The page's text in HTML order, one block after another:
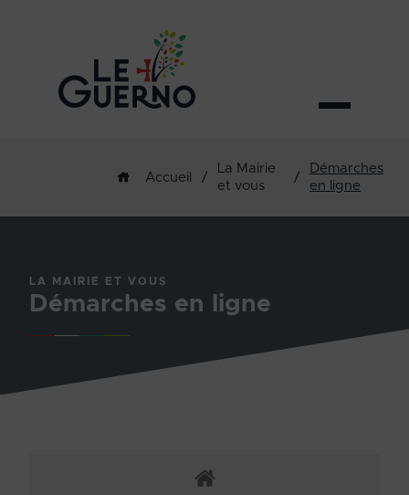
Accueil /
La Mairie
et vous
/
Démarches
en ligne
LA MAIRIE ET VOUS
Démarches en ligne